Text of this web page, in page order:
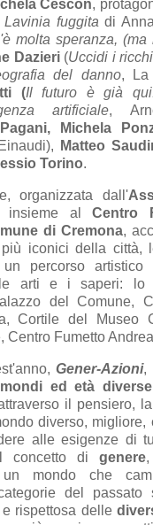
Cescon,
Lavinia fuggita di
molta speranza, (ma
Dazieri (Uccidi i ricchi
del danno, La
(Il futuro è già
artificiale,
Michela
Matteo
Torino.
organizzata dall'
insieme al Centro
di Cremona,
iconici della città,
un percorso
arti e i saperi: lo
del Comune,
Cortile del Museo
Centro Fumetto
Gener-Azioni,
ed età diverse
il pensiero,
diverso, migliore,
alle esigenze di
concetto di genere
mondo che
del
rispettosa delle